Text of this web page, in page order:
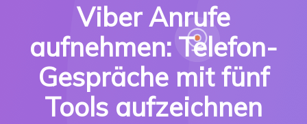
Viber Anrufe
aufnehmen: Telefon-
Gespräche mit fünf
Tools aufzeichnen